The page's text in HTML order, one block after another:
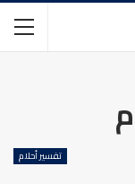
تفسير أحلام